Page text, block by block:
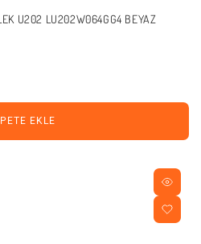
U202 LU202W064GG4 BEYAZ
EKLE